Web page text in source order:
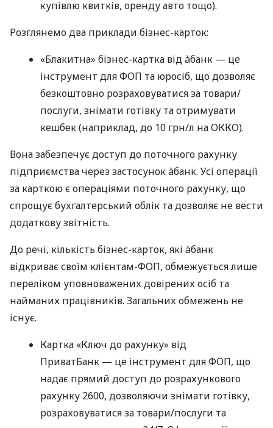
купівлю квитків, оренду авто тощо).
Розглянемо два приклади бізнес-карток:
«Блакитна» бізнес-картка від àбанк — це
інструмент для ФОП та юросіб, що дозволяє
безкоштовно розраховуватися за товари/
послуги, знімати готівку та отримувати
кешбек (наприклад, до 10 грн/л на ОККО).
Вона забезпечує доступ до поточного рахунку
підприємства через застосунок àбанк. Усі операції
за карткою є операціями поточного рахунку, що
спрощує бухгалтерський облік та дозволяє не вести
додаткову звітність.
До речі, кількість бізнес-карток, які àбанк
відкриває своїм клієнтам-ФОП, обмежується лише
переліком уповноважених довірених осіб та
найманих працівників. Загальних обмежень не
існує.
Картка «Ключ до рахунку» від
ПриватБанк — це інструмент для ФОП, що
надає прямий доступ до розрахункового
рахунку 2600, дозволяючи знімати готівку,
розраховуватися за товари/послуги та